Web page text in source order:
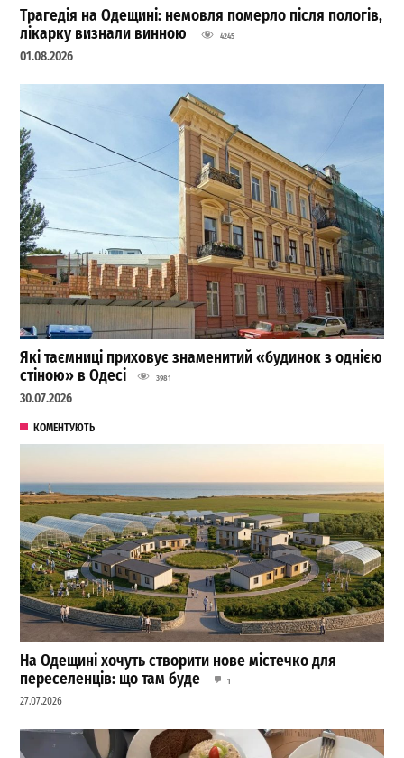
Трагедія на Одещині: немовля померло після пологів,
лікарку визнали винною
4245
01.08.2026
Які таємниці приховує знаменитий «будинок з однією
стіною» в Одесі
3981
30.07.2026
КОМЕНТУЮТЬ
На Одещині хочуть створити нове містечко для
переселенців: що там буде
1
27.07.2026